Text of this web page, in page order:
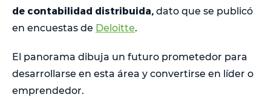
de contabilidad distribuida, dato que se publicó
en encuestas de Deloitte.
El panorama dibuja un futuro prometedor para
desarrollarse en esta área y convertirse en líder o
emprendedor.